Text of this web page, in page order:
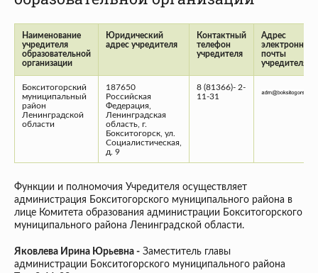
Наименование
учредителя
образовательной
организации
Юридический
адрес учредителя
Контактный
телефон
учредителя
Адрес
электронной
почты
учредителя
Бокситогорский
муниципальный
район
Ленинградской
области
187650
Российская
Федерация,
Ленинградская
область, г.
Бокситогорск, ул.
Социалистическая,
д. 9
8 (81366)- 2-
11-31
Функции и полномочия Учредителя осуществляет
администрация Бокситогорского муниципального района в
лице Комитета образования администрации Бокситогорского
муниципального района Ленинградской области.
Яковлева Ирина Юрьевна - Заместитель главы
администрации Бокситогорского муниципального района